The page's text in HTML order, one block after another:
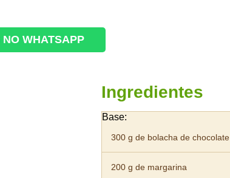
WHATSAPP
Ingredientes
Base:
300 g de bolacha de chocolate
200 g de margarina